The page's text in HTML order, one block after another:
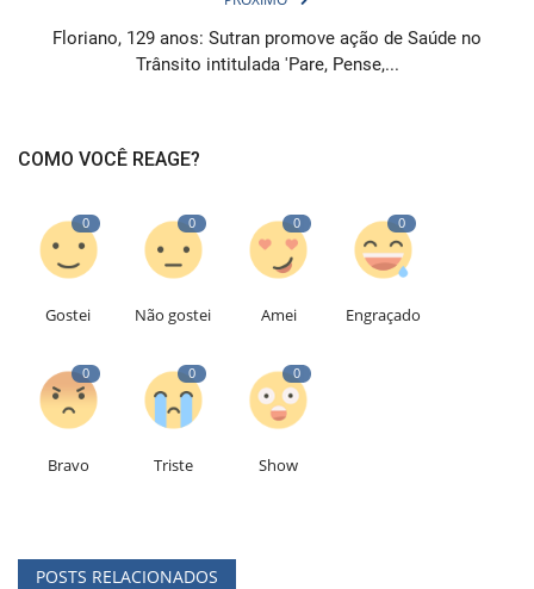
Floriano, 129 anos: Sutran promove ação de Saúde no
Trânsito intitulada 'Pare, Pense,...
COMO VOCÊ REAGE?
0
Gostei
0
Não gostei
0
Amei
0
Engraçado
0
Bravo
0
Triste
0
Show
POSTS RELACIONADOS